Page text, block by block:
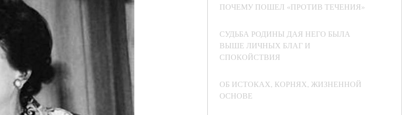
ПОЧЕМУ ПОШЕЛ «ПРОТИВ ТЕЧЕНИЯ»
СУДЬБА РОДИНЫ ДАЯ НЕГО БЫЛА
ВЫШЕ ЛИЧНЫХ БЛАГ И
СПОКОЙСТВИЯ
ОБ ИСТОКАХ, КОРНЯХ, ЖИЗНЕННОЙ
ОСНОВЕ